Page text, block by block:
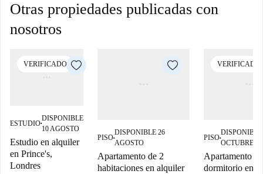
Otras propiedades publicadas con
nosotros
VERIFICADO
ESTUDIO■
DISPONIBLE
10 AGOSTO
Estudio en alquiler
en Prince's,
Londres
PISO■
DISPONIBLE 26
AGOSTO
Apartamento de 2
habitaciones en alquiler
VERIFICADO
PISO■
OCTUBRE
Apartamento
dormitorio en